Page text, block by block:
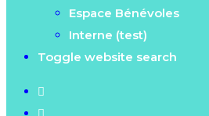
Espace Bénévoles
Interne (test)
Toggle website search